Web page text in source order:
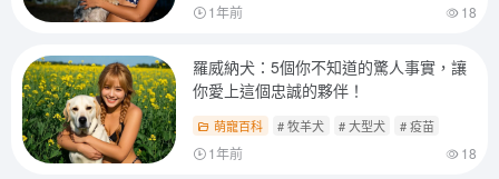
1年前 18
羅威納犬：5個你不知道的驚人事實，讓
你愛上這個忠誠的夥伴！
萌寵百科 # 牧羊犬 # 大型犬 # 疫苗
1年前 18